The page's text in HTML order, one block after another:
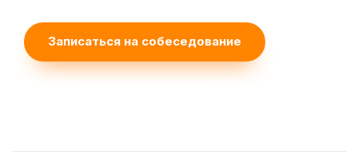
Записаться на собеседование